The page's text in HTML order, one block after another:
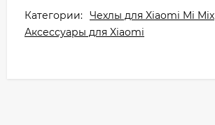
Категории: Чехлы для Xiaomi Mi Mix
Аксессуары для Xiaomi